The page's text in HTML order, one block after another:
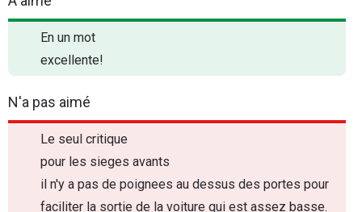
En un mot
excellente!
N'a pas aimé
Le seul critique
pour les sieges avants
il n'y a pas de poignees au dessus des portes pour
faciliter la sortie de la voiture qui est assez basse.